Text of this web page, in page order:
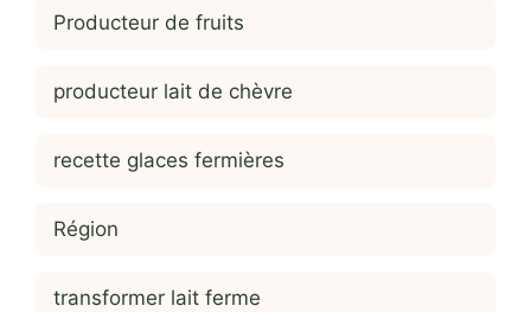
Producteur de fruits
producteur lait de chèvre
recette glaces fermières
Région
transformer lait ferme